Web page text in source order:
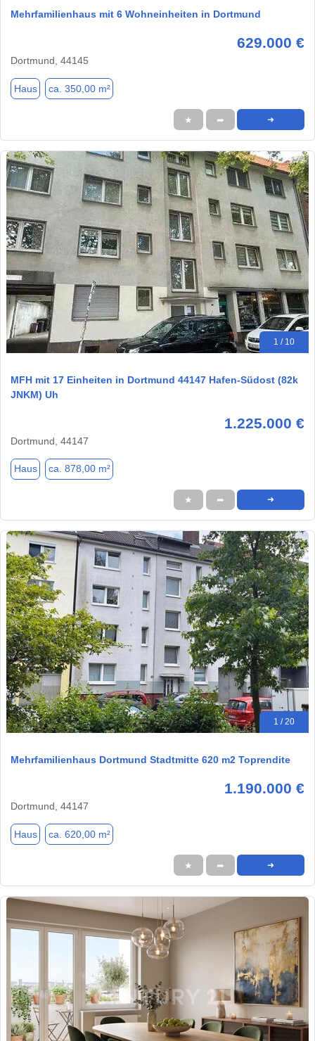
Mehrfamilienhaus mit 6 Wohneinheiten in Dortmund
629.000 €
Dortmund, 44145
Haus ca. 350,00 m²
★ ➦ ➜
1 / 10
MFH mit 17 Einheiten in Dortmund 44147 Hafen-Südost (82k
JNKM) Uh
1.225.000 €
Dortmund, 44147
Haus ca. 878,00 m²
★ ➦ ➜
1 / 20
Mehrfamilienhaus Dortmund Stadtmitte 620 m2 Toprendite
1.190.000 €
Dortmund, 44147
Haus ca. 620,00 m²
★ ➦ ➜